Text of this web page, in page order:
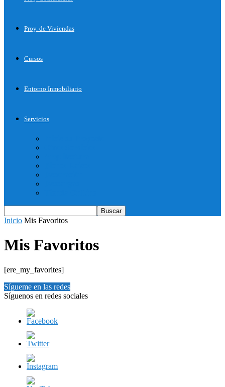
Proy. de Viviendas
Cursos
Entorno Inmobiliario
Servicios
Inicio Mis Favoritos
Mis Favoritos
[ere_my_favorites]
Sígueme en las redes
Síguenos en redes sociales